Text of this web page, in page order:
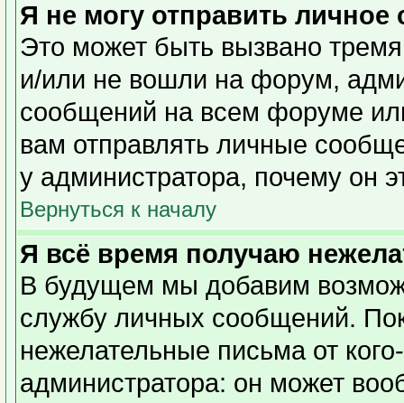
Я не могу отправить
Это может быть вызвано
и/или не вошли на форум,
сообщений на всем форуме
вам отправлять личные
у администратора, почему он
Вернуться к началу
Я всё время получаю
В будущем мы добавим
службу личных сообщений.
нежелательные письма от
администратора: он может